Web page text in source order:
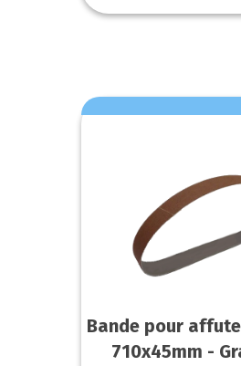
Bande pour
710x45mm -